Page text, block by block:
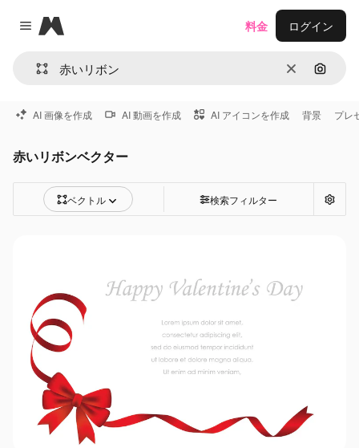
Close menu
Magnific
消去 画像で
料金 ログイン
AI 画像を作成 AI 動画を作成 AI アイコンを作成 背景 プレ
赤いリボンベクター
ベクトル 検索フィルター